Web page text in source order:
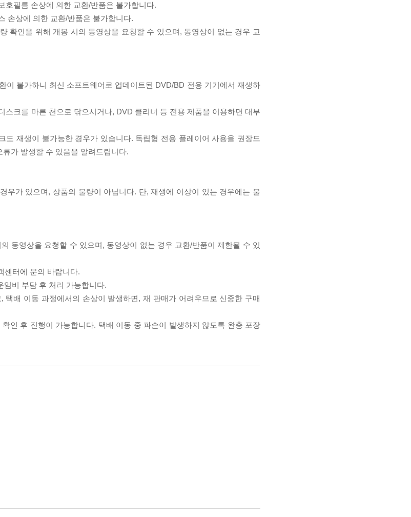
호필름 손상에 의한 교환/반품은 불가합니다.
손상에 의한 교환/반품은 불가합니다.
확인을 위해 개봉 시의 동영상을 요청할 수 있으며, 동영상이 없는 경우 교
이 불가하니 최신 소프트웨어로 업데이트된 DVD/BD 전용 기기에서 재생하
크를 마른 천으로 닦으시거나, DVD 클리너 등 전용 제품을 이용하면 대부
재생이 불가능한 경우가 있습니다. 독립형 전용 플레이어 사용을 권장드
가 발생할 수 있음을 알려드립니다.
우가 있으며, 상품의 불량이 아닙니다. 단, 재생에 이상이 있는 경우에는 불
동영상을 요청할 수 있으며, 동영상이 없는 경우 교환/반품이 제한될 수 있
센터에 문의 바랍니다.
임비 부담 후 처리 가능합니다.
배 이동 과정에서의 손상이 발생하면, 재 판매가 어려우므로 신중한 구매
인 후 진행이 가능합니다. 택배 이동 중 파손이 발생하지 않도록 완충 포장